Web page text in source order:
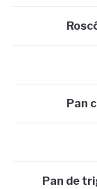
Pan
Pan de